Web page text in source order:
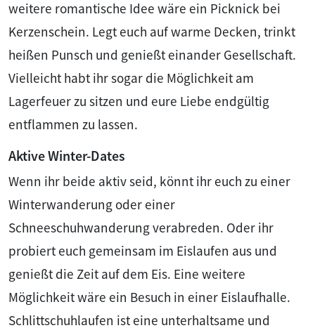
weitere romantische Idee wäre ein Picknick bei
Kerzenschein. Legt euch auf warme Decken, trinkt
heißen Punsch und genießt einander Gesellschaft.
Vielleicht habt ihr sogar die Möglichkeit am
Lagerfeuer zu sitzen und eure Liebe endgültig
entflammen zu lassen.
Aktive Winter-Dates
Wenn ihr beide aktiv seid, könnt ihr euch zu einer
Winterwanderung oder einer
Schneeschuhwanderung verabreden. Oder ihr
probiert euch gemeinsam im Eislaufen aus und
genießt die Zeit auf dem Eis. Eine weitere
Möglichkeit wäre ein Besuch in einer Eislaufhalle.
Schlittschuhlaufen ist eine unterhaltsame und